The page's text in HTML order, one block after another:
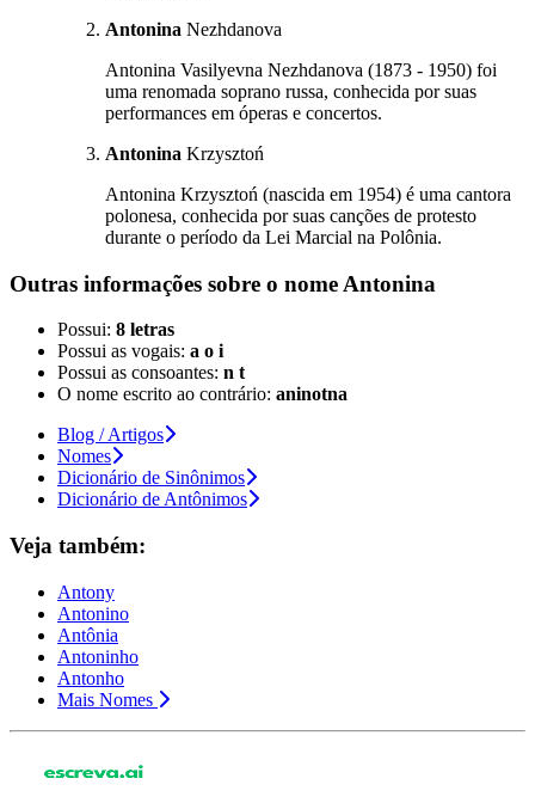
Antonina Nezhdanova
Antonina Vasilyevna Nezhdanova (1873 - 1950) foi
uma renomada soprano russa, conhecida por suas
performances em óperas e concertos.
Antonina Krzysztoń
Antonina Krzysztoń (nascida em 1954) é uma cantora
polonesa, conhecida por suas canções de protesto
durante o período da Lei Marcial na Polônia.
Outras informações sobre o nome Antonina
Possui: 8 letras
Possui as vogais: a o i
Possui as consoantes: n t
O nome escrito ao contrário: aninotna
Blog / Artigos
Nomes
Dicionário de Sinônimos
Dicionário de Antônimos
Veja também:
Antony
Antonino
Antônia
Antoninho
Antonho
Mais Nomes